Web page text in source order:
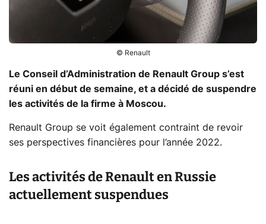
© Renault
Le Conseil d’Administration de Renault Group s’est
réuni en début de semaine, et a décidé de suspendre
les activités de la firme à Moscou.
Renault Group se voit également contraint de revoir
ses perspectives financières pour l’année 2022.
Les activités de Renault en Russie
actuellement suspendues